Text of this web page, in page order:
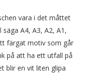
vara i det måttet
A4, A3, A2, A1,
färgat motiv som går
på att ha ett utfall på
blir en vit liten glipa